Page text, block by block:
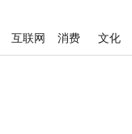
互联网 消费 文化